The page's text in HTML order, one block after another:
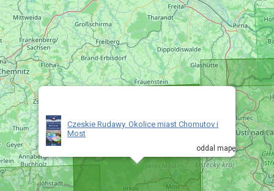
Czeskie Rudawy. Okolice miast Chomutov i
Most
oddal mapę